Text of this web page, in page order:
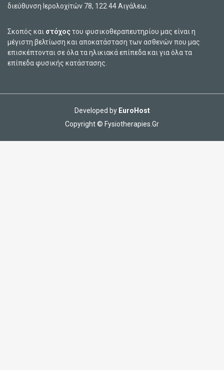
διεύθυνση Ιερολοχiτών 78, 122 44 Αιγάλεω.
Σκοπός και στόχοςτου φυσικοθεραπευτηρίου μας είναι η
μέγιστη βελτίωση και αποκατάσταση των ασθενών που μας
επισκέπτονται σε όλα τα ηλικιακά επίπεδα και για όλα τα
επίπεδα φυσικής κατάστασης.
Developed by EuroHost
Copyright © Fysiotherapies.Gr